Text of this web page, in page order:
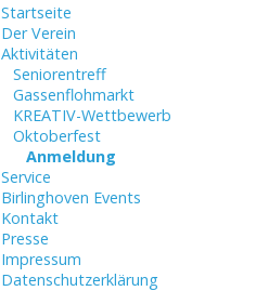
Startseite
Der Verein
Aktivitäten
Seniorentreff
Gassenflohmarkt
KREATIV-Wettbewerb
Oktoberfest
Anmeldung
Service
Birlinghoven Events
Kontakt
Presse
Impressum
Datenschutzerklärung